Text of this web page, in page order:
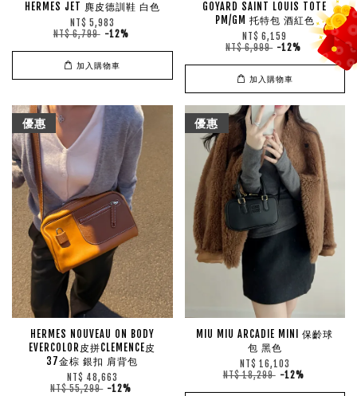
HERMES JET 麂皮德訓鞋 白色
NT$ 5,983
NT$ 6,799 -12%
加入購物車
GOYARD SAINT LOUIS TOTE
PM/GM 托特包 酒紅色
NT$ 6,159
NT$ 6,999 -12%
加入購物車
優惠
HERMES NOUVEAU ON BODY
EVERCOLOR皮拼CLEMENCE皮
37金棕 銀扣 肩背包
NT$ 48,663
NT$ 55,299 -12%
優惠
MIU MIU ARCADIE MINI 保齡球
包 黑色
NT$ 16,103
NT$ 18,299 -12%